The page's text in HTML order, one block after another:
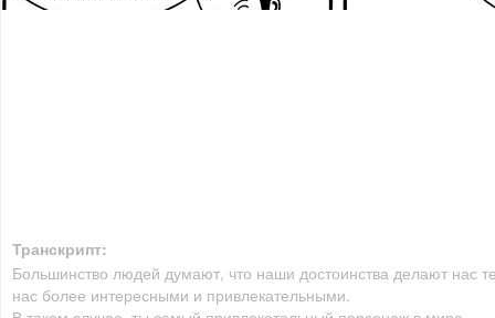
Транскрипт:
Большинство людей думают, что наши достоинства делают нас
нас более интересными и привлекательными.